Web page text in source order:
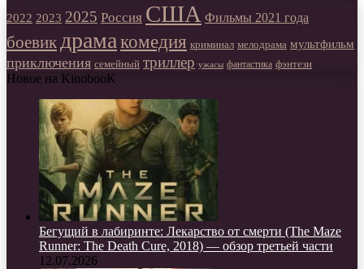
2022 2023 2025 Россия США Фильмы 2021 года
боевик драма комедия криминал мелодрама мультфильм
приключения семейный триллер ужасы фантастика фэнтези
Новое на KinobooK
Бегущий в лабиринте: Лекарство от смерти (The Maze
Runner: The Death Cure, 2018) — обзор третьей части
12.07.2026